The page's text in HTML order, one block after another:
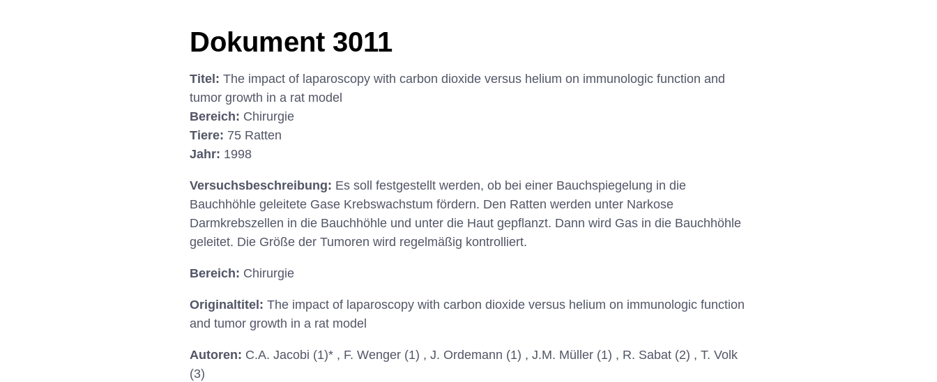
Dokument 3011
Titel: The impact of laparoscopy with carbon dioxide versus helium on immunologic function and
tumor growth in a rat model
Bereich: Chirurgie
Tiere: 75 Ratten
Jahr: 1998
Versuchsbeschreibung: Es soll festgestellt werden, ob bei einer Bauchspiegelung in die
Bauchhöhle geleitete Gase Krebswachstum fördern. Den Ratten werden unter Narkose
Darmkrebszellen in die Bauchhöhle und unter die Haut gepflanzt. Dann wird Gas in die Bauchhöhle
geleitet. Die Größe der Tumoren wird regelmäßig kontrolliert.
Bereich: Chirurgie
Originaltitel: The impact of laparoscopy with carbon dioxide versus helium on immunologic function
and tumor growth in a rat model
Autoren: C.A. Jacobi (1)* , F. Wenger (1) , J. Ordemann (1) , J.M. Müller (1) , R. Sabat (2) , T. Volk
(3)